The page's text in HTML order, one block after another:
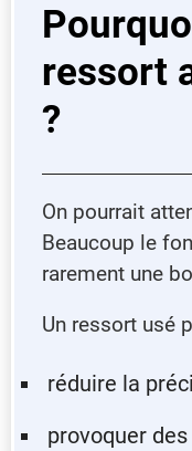
ressort
?
On pourrait
Beaucoup le
rarement une
Un ressort usé
réduire la
provoquer